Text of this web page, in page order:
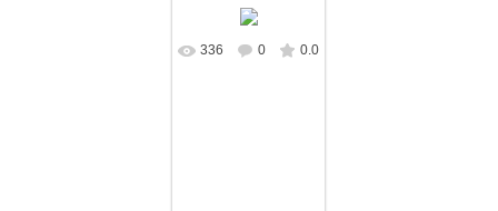
В реальном
336 0 0.0